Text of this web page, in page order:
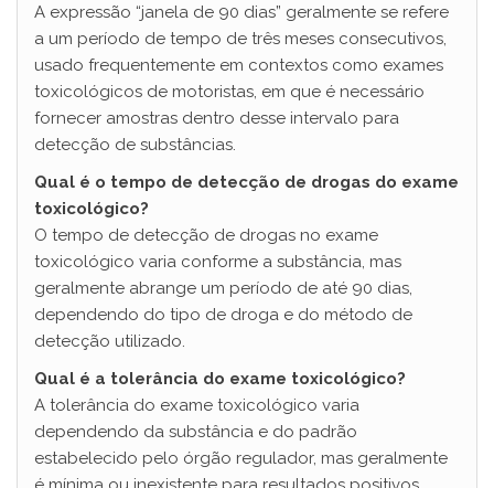
A expressão “janela de 90 dias” geralmente se refere
a um período de tempo de três meses consecutivos,
usado frequentemente em contextos como exames
toxicológicos de motoristas, em que é necessário
fornecer amostras dentro desse intervalo para
detecção de substâncias.
Qual é o tempo de detecção de drogas do exame
toxicológico?
O tempo de detecção de drogas no exame
toxicológico varia conforme a substância, mas
geralmente abrange um período de até 90 dias,
dependendo do tipo de droga e do método de
detecção utilizado.
Qual é a tolerância do exame toxicológico?
A tolerância do exame toxicológico varia
dependendo da substância e do padrão
estabelecido pelo órgão regulador, mas geralmente